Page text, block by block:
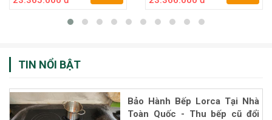
TIN NỔI BẬT
Bảo Hành Bếp Lorca Tại Nhà
Toàn Quốc - Thu bếp cũ đổi